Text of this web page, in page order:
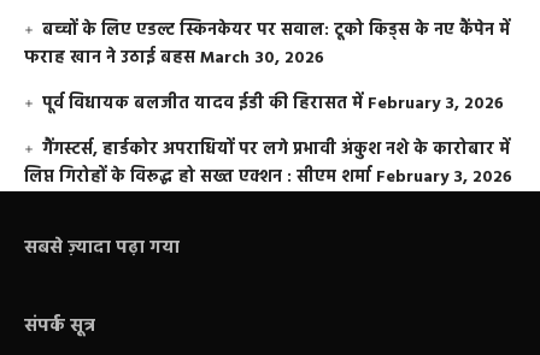
बच्चों के लिए एडल्ट स्किनकेयर पर सवाल: टूको किड्स के नए कैंपेन में
फराह खान ने उठाई बहसMarch 30, 2026
पूर्व विधायक बलजीत यादव ईडी की हिरासत में February 3, 2026
गैंगस्टर्स, हार्डकोर अपराधियों पर लगे प्रभावी अंकुश नशे के कारोबार में
लिप्त गिरोहों के विरूद्ध हो सख्त एक्शन : सीएम शर्मा February 3, 2026
सबसे ज़्यादा पढ़ा गया
संपर्क सूत्र